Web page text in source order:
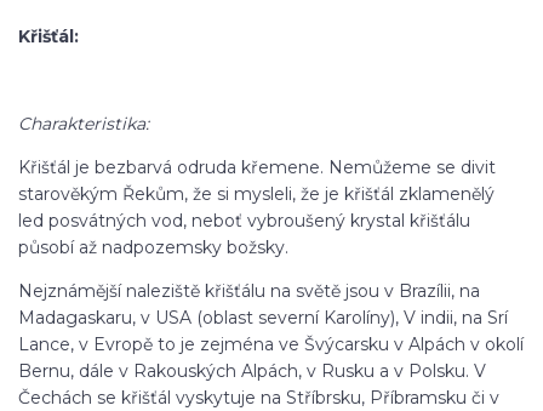
Křišťál:
Charakteristika:
Křišťál je bezbarvá odruda křemene. Nemůžeme se divit
starověkým Řekům, že si mysleli, že je křišťál zklamenělý
led posvátných vod, neboť vybroušený krystal křišťálu
působí až nadpozemsky božsky.
Nejznámější naleziště křišťálu na světě jsou v Brazílii, na
Madagaskaru, v USA (oblast severní Karolíny), V indii, na Srí
Lance, v Evropě to je zejména ve Švýcarsku v Alpách v okolí
Bernu, dále v Rakouských Alpách, v Rusku a v Polsku. V
Čechách se křišťál vyskytuje na Stříbrsku, Příbramsku či v